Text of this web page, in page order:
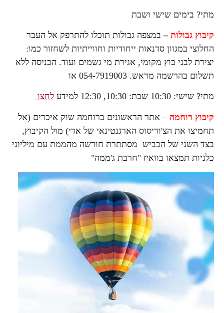
מתי? בימים שישי ושבת
קיבוץ גבולות – במצפה גבולות תוכלו להתרפק אל העבר
החלוצי במגוון סדנאות ייחודיות וחווייתיות לשחזור כמו:
יצירת לבני בוץ מקומי, אגירת מי גשמים ועוד. הכניסה ללא
תשלום בהרשמה מראש. 054-7919003 או
מתי? שישי: 10:30 שבת: 10:30, 12:30 למידע לחצו
קיבוץ רוחמה– אתר הראשונים ברוחמה שוק איכרים (אל
תחמיצו את הצ'וריסוס הארגנטינאי של אדי) מול הקיבוץ,
בצד השני של הכביש מסתתרת חורשה מהממת עם מיליוני
כלניות תמצאו בוואיז "חרבת ג'ממה"